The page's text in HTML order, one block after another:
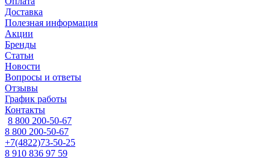
Доставка
Полезная информация
Акции
Бренды
Статьи
Новости
Вопросы и ответы
Отзывы
График работы
Контакты
8 800 200-50-67
8 800 200-50-67
+7(4822)73-50-25
8 910 836 97 59